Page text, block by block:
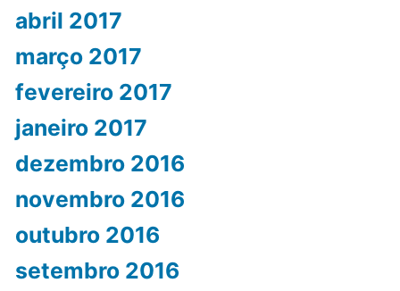
abril 2017
março 2017
fevereiro 2017
janeiro 2017
dezembro 2016
novembro 2016
outubro 2016
setembro 2016